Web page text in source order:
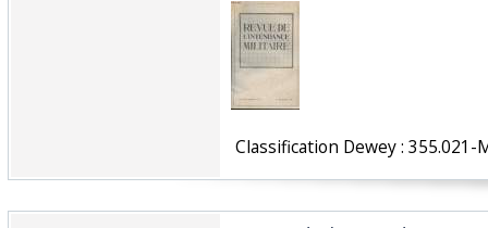
Classification Dewey : 355.021-